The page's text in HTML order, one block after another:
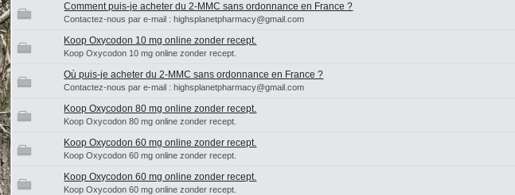
Comment puis-je acheter du 2-MMC sans ordonnance en France ?
Contactez-nous par e-mail : highsplanetpharmacy@gmail.com
Koop Oxycodon 10 mg online zonder recept.
Koop Oxycodon 10 mg online zonder recept.
Où puis-je acheter du 2-MMC sans ordonnance en France ?
Contactez-nous par e-mail : highsplanetpharmacy@gmail.com
Koop Oxycodon 80 mg online zonder recept.
Koop Oxycodon 80 mg online zonder recept.
Koop Oxycodon 60 mg online zonder recept.
Koop Oxycodon 60 mg online zonder recept.
Koop Oxycodon 60 mg online zonder recept.
Koop Oxycodon 60 mg online zonder recept.